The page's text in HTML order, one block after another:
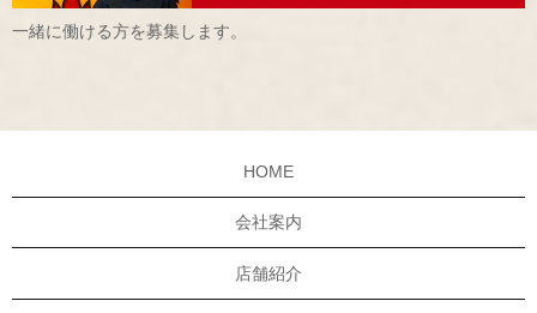
一緒に働ける方を募集します。
HOME
会社案内
店舗紹介